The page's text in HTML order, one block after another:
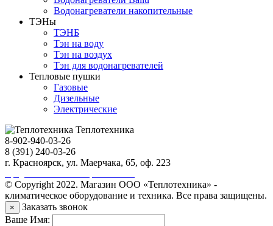
Водонагреватели накопительные
ТЭНы
ТЭНБ
Тэн на воду
Тэн на воздух
Тэн для водонагревателей
Тепловые пушки
Газовые
Дизельные
Электрические
Теплотехника
8-902-940-03-26
8 (391) 240-03-26
г. Красноярск, ул. Маерчака, 65, оф. 223
© Copyright 2022. Магазин ООО «Теплотехника» -
климатическое оборудование и техника. Все права защищены.
×
Заказать звонок
Ваше Имя: